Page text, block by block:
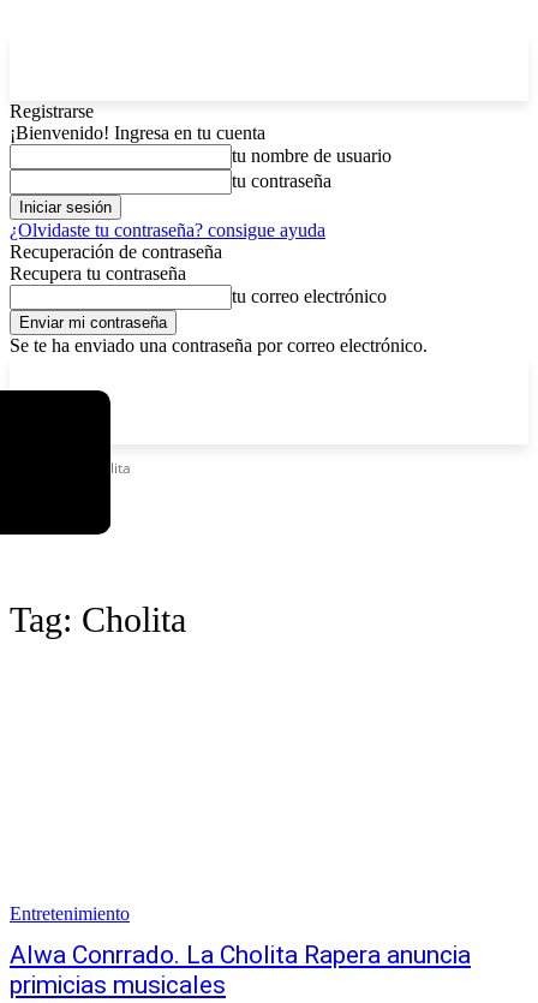
Registrarse
¡Bienvenido! Ingresa en tu cuenta
tu nombre de usuario
tu contraseña
¿Olvidaste tu contraseña? consigue ayuda
Recuperación de contraseña
Recupera tu contraseña
tu correo electrónico
Se te ha enviado una contraseña por correo electrónico.
Cholita
Tag: Cholita
Entretenimiento
Alwa Conrrado. La Cholita Rapera anuncia
primicias musicales